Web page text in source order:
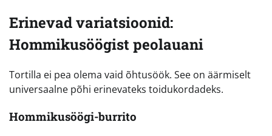
Erinevad variatsioonid:
Hommikusöögist peolauani
Tortilla ei pea olema vaid õhtusöök. See on äärmiselt
universaalne põhi erinevateks toidukordadeks.
Hommikusöögi-burrito